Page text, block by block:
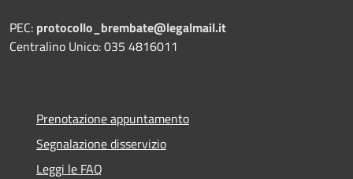
PEC: protocollo_brembate@legalmail.it
Centralino Unico: 035 4816011
Prenotazione appuntamento
Segnalazione disservizio
Leggi le FAQ